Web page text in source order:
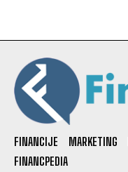
FINANCIJE MARKETING
FINANCPEDIA